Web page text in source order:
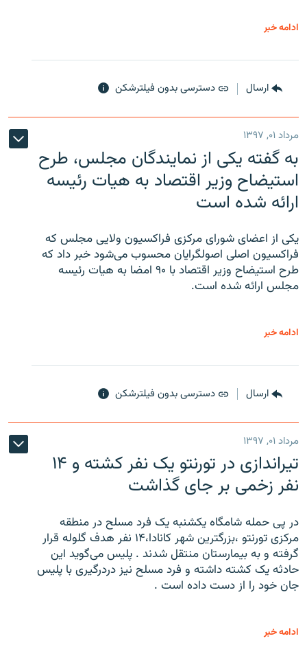
ادامه خبر
ارسال دسترسی بدون فیلترشکن
مرداد ۰۱, ۱۳۹۷
به گفته یکی از نمایندگان مجلس، طرح
استیضاح وزیر اقتصاد به هیات رئیسه
ارائه شده است
یکی از اعضای شورای مرکزی فراکسیون ولایی مجلس که
فراکسیون اصلی اصولگرایان محسوب می‌شود خبر داد که
طرح استیضاح وزیر اقتصاد با ۹۰ امضا به هیات رئیسه
مجلس ارائه شده است.
ادامه خبر
ارسال دسترسی بدون فیلترشکن
مرداد ۰۱, ۱۳۹۷
تیراندازی در تورنتو یک نفر کشته و ۱۴
نفر زخمی بر جای گذاشت
در پی حمله شامگاه یکشنبه یک فرد مسلح در منطقه
مرکزی تورنتو ،‌بزرگترین شهر کانادا،۱۴ نفر هدف گلوله قرار
گرفته و به بیمارستان منتقل شدند . پلیس می‌گوید این
حادثه یک کشته داشته و فرد مسلح نیز دردرگیری با پلیس
جان خود را از دست داده است .
ادامه خبر